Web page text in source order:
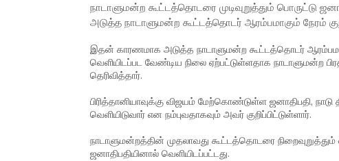
நாடாளுமன்ற கூட்டத்தொடரை முடிவுறுத்தும் பொருட்டு
அடுத்த நாடாளுமன்ற கூட்டத்தொடர் ஆரம்பமாகும் நேரம்
இதன் காரணமாக அடுத்த நாடாளுமன்ற கூட்டத்தொடர்
வெளியிடப்பட வேண்டிய நிலை ஏற்பட்டுள்ளதாக நாடாளுமன்ற
தெரிவித்தார்.
பிரித்தானியாவுக்கு விஜயம் மேற்கொண்டுள்ள ஜனாதிபதி, நாடு
வெளியிடுவார் என நம்புவதாகவும் அவர் குறிப்பிட்டுள்ளார்.
நாடாளுமன்றத்தின் முதலாவது கூட்டத்தொடரை
ஜனாதிபதியினால் வெளியிடப்பட்டது.